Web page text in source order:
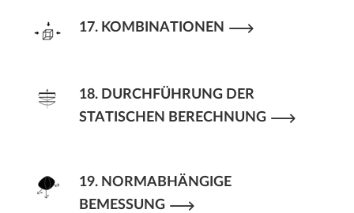
17. KOMBINATIONEN
18. DURCHFÜHRUNG DER
STATISCHEN BERECHNUNG
19. NORMABHÄNGIGE
BEMESSUNG